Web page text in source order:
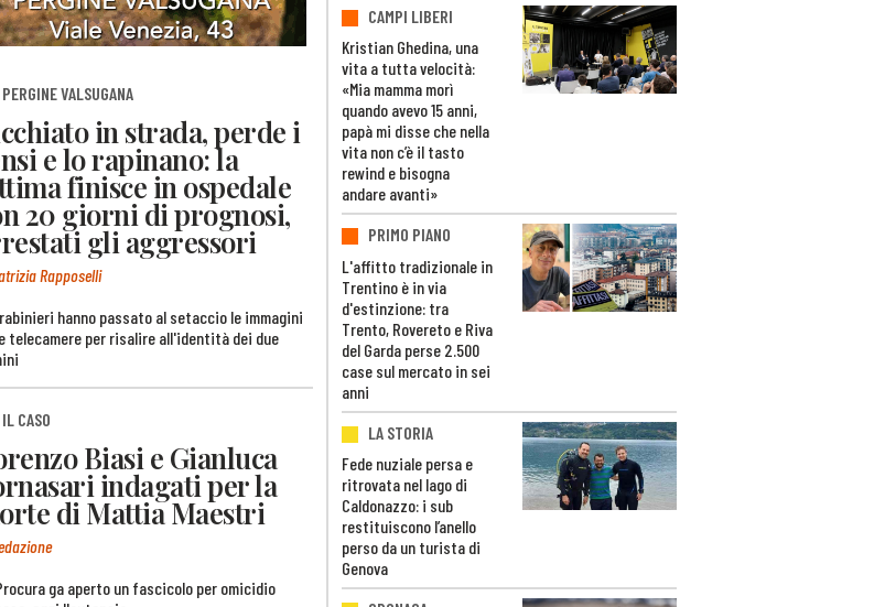
PERGINE VALSUGANA
in strada, perde i
e lo rapinano: la
finisce in ospedale
20 giorni di prognosi,
gli aggressori
Rapposelli
hanno passato al setaccio le immagini
telecamere per risalire all'identità dei due
IL CASO
Biasi e Gianluca
indagati per la
di Mattia Maestri
ga aperto un fascicolo per omicidio
CAMPI LIBERI
Kristian Ghedina, una
vita a tutta velocità:
«Mia mamma morì
quando avevo 15 anni,
papà mi disse che nella
vita non c’è il tasto
rewind e bisogna
andare avanti»
PRIMO PIANO
L'affitto tradizionale in
Trentino è in via
d'estinzione: tra
Trento, Rovereto e Riva
del Garda perse 2.500
case sul mercato in sei
anni
LA STORIA
Fede nuziale persa e
ritrovata nel lago di
Caldonazzo: i sub
restituiscono l’anello
perso da un turista di
Genova